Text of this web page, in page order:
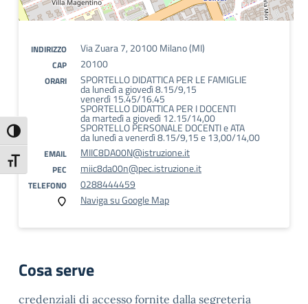
Attiva/disattiva alto contrasto
Attiva/disattiva dimensione testo
INDIRIZZO Via Zuara 7, 20100 Milano (MI)
CAP 20100
ORARI SPORTELLO DIDATTICA PER LE FAMIGLIE
da lunedì a giovedì 8.15/9,15
venerdì 15.45/16.45
SPORTELLO DIDATTICA PER I DOCENTI
da martedì a giovedì 12.15/14,00
SPORTELLO PERSONALE DOCENTI e ATA
da lunedì a venerdì 8.15/9,15 e 13,00/14,00
EMAIL MIIC8DA00N@istruzione.it
PEC miic8da00n@pec.istruzione.it
TELEFONO
0288444459
Naviga su Google Map
Cosa serve
credenziali di accesso fornite dalla segreteria